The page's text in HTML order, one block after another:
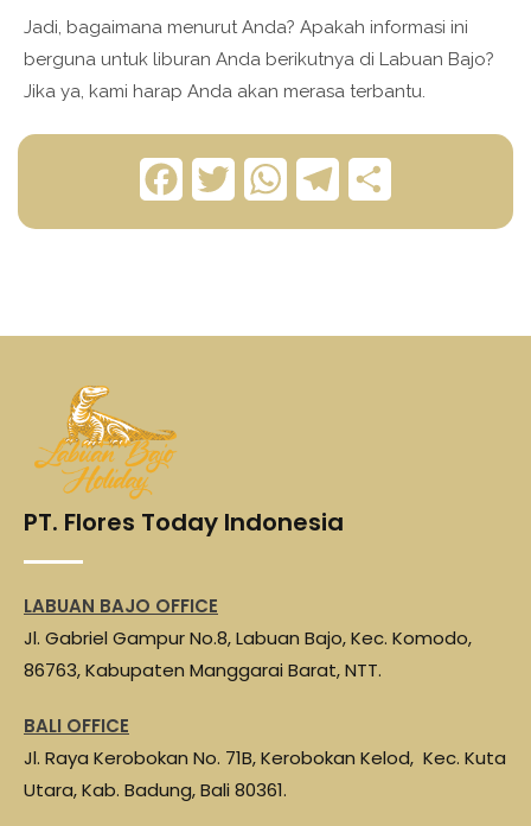
Jadi, bagaimana menurut Anda? Apakah informasi ini
berguna untuk liburan Anda berikutnya di Labuan Bajo?
Jika ya, kami harap Anda akan merasa terbantu.
F
a
b
T
w
t
W
h
s
T
e
g
h
e
PT. Flores Today Indonesia
LABUAN BAJO OFFICE
Jl. Gabriel Gampur No.8, Labuan Bajo, Kec. Komodo,
86763, Kabupaten Manggarai Barat, NTT.
BALI OFFICE
Jl. Raya Kerobokan No. 71B, Kerobokan Kelod, Kec. Kuta
Utara, Kab. Badung, Bali 80361.